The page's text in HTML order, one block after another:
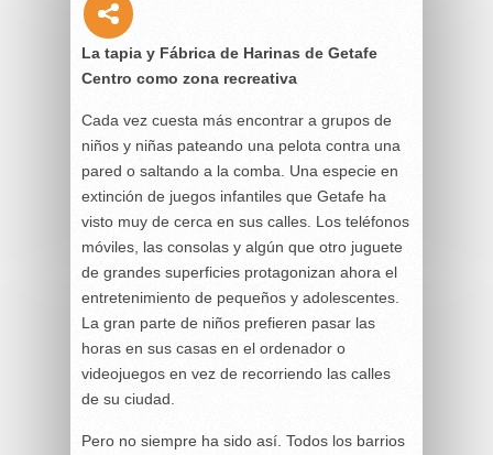
La tapia y Fábrica de Harinas de Getafe
Centro como zona recreativa
Cada vez cuesta más encontrar a grupos de
niños y niñas pateando una pelota contra una
pared o saltando a la comba. Una especie en
extinción de juegos infantiles que Getafe ha
visto muy de cerca en sus calles. Los teléfonos
móviles, las consolas y algún que otro juguete
de grandes superficies protagonizan ahora el
entretenimiento de pequeños y adolescentes.
La gran parte de niños prefieren pasar las
horas en sus casas en el ordenador o
videojuegos en vez de recorriendo las calles
de su ciudad.
Pero no siempre ha sido así. Todos los barrios